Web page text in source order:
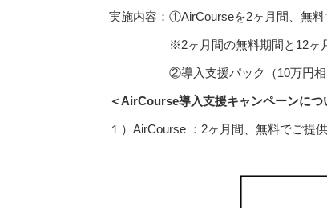
実施内容：①AirCourseを2ヶ月間、無料
※2ヶ月間の無料期間と12ヶ月間の
②導入支援パック（10万円相当
＜AirCourse導入支援キャンペーンにつ
１）AirCourse ：2ヶ月間、無料でご提供